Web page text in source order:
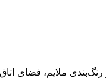
ملایم، فضای